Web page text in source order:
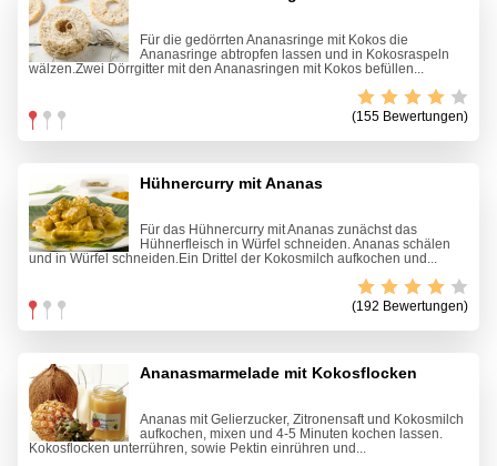
Für die gedörrten Ananasringe mit Kokos die
Ananasringe abtropfen lassen und in Kokosraspeln
wälzen.Zwei Dörrgitter mit den Ananasringen mit Kokos befüllen...
(155 Bewertungen)
Hühnercurry mit Ananas
Für das Hühnercurry mit Ananas zunächst das
Hühnerfleisch in Würfel schneiden. Ananas schälen
und in Würfel schneiden.Ein Drittel der Kokosmilch aufkochen und...
(192 Bewertungen)
Ananasmarmelade mit Kokosflocken
Ananas mit Gelierzucker, Zitronensaft und Kokosmilch
aufkochen, mixen und 4-5 Minuten kochen lassen.
Kokosflocken unterrühren, sowie Pektin einrühren und...